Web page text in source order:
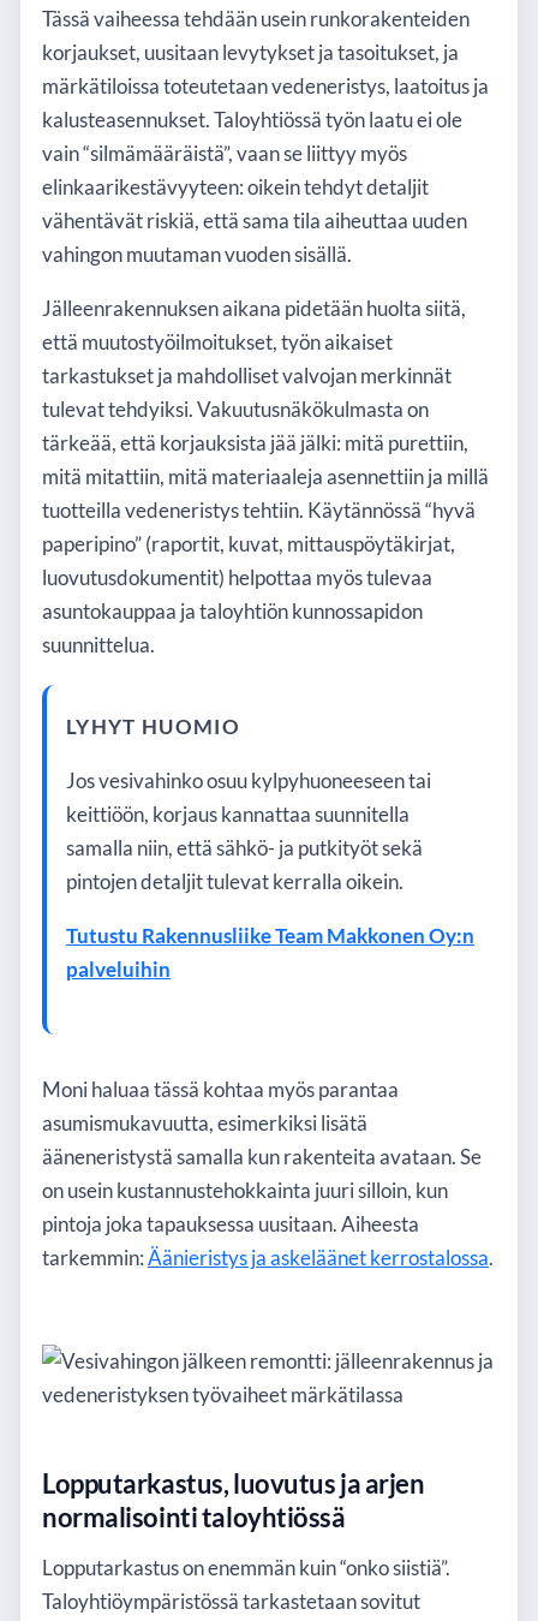
Tässä vaiheessa tehdään usein runkorakenteiden
korjaukset, uusitaan levytykset ja tasoitukset, ja
märkätiloissa toteutetaan vedeneristys, laatoitus ja
kalusteasennukset. Taloyhtiössä työn laatu ei ole
vain “silmämääräistä”, vaan se liittyy myös
elinkaarikestävyyteen: oikein tehdyt detaljit
vähentävät riskiä, että sama tila aiheuttaa uuden
vahingon muutaman vuoden sisällä.
Jälleenrakennuksen aikana pidetään huolta siitä,
että muutostyöilmoitukset, työn aikaiset
tarkastukset ja mahdolliset valvojan merkinnät
tulevat tehdyiksi. Vakuutusnäkökulmasta on
tärkeää, että korjauksista jää jälki: mitä purettiin,
mitä mitattiin, mitä materiaaleja asennettiin ja millä
tuotteilla vedeneristys tehtiin. Käytännössä “hyvä
paperipino” (raportit, kuvat, mittauspöytäkirjat,
luovutusdokumentit) helpottaa myös tulevaa
asuntokauppaa ja taloyhtiön kunnossapidon
suunnittelua.
LYHYT HUOMIO
Jos vesivahinko osuu kylpyhuoneeseen tai
keittiöön, korjaus kannattaa suunnitella
samalla niin, että sähkö- ja putkityöt sekä
pintojen detaljit tulevat kerralla oikein.
Tutustu Rakennusliike Team Makkonen Oy:n
palveluihin
Moni haluaa tässä kohtaa myös parantaa
asumismukavuutta, esimerkiksi lisätä
ääneneristystä samalla kun rakenteita avataan. Se
on usein kustannustehokkainta juuri silloin, kun
pintoja joka tapauksessa uusitaan. Aiheesta
tarkemmin: Äänieristys ja askeläänet kerrostalossa.
Lopputarkastus, luovutus ja arjen
normalisointi taloyhtiössä
Lopputarkastus on enemmän kuin “onko siistiä”.
Taloyhtiöympäristössä tarkastetaan sovitut